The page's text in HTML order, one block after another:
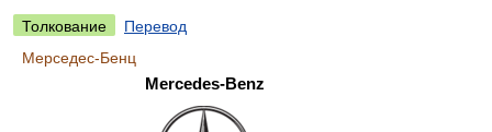
Толкование
Перевод
Мерседес-Бенц
Mercedes-Benz